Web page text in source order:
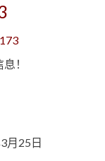
！
月25日